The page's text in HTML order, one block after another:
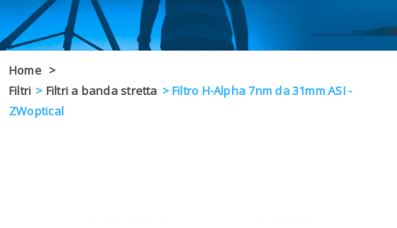
MARCHI
OFFERTE
BLOG
Home >
Filtri > Filtri a banda stretta >Filtro H-Alpha 7nm da 31mm ASI -
ZWoptical